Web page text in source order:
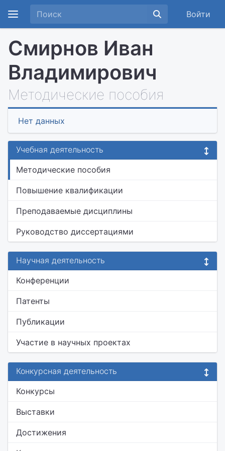
Войти
Смирнов Иван
Владимирович
Методические пособия
Нет данных
Учебная деятельность
Методические пособия
Повышение квалификации
Преподаваемые дисциплины
Руководство диссертациями
Научная деятельность
Конференции
Патенты
Публикации
Участие в научных проектах
Конкурсная деятельность
Конкурсы
Выставки
Достижения